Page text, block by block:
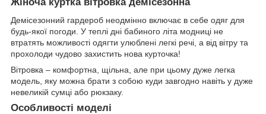
Демісезонний гардероб неодмінно включає в себе одяг для
будь-якої погоди. У теплі дні бабиного літа модниці не
втратять можливості одягти улюблені легкі речі, а від вітру та
прохолоди чудово захистить нова курточка!
Вітровка – комфортна, щільна, але при цьому дуже легка
модель, яку можна брати з собою куди завгодно навіть у дуже
невеликій сумці або рюкзаку.
Особливості моделі